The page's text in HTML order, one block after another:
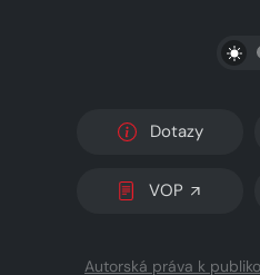
Dotazy
VOP
Autorská práva k